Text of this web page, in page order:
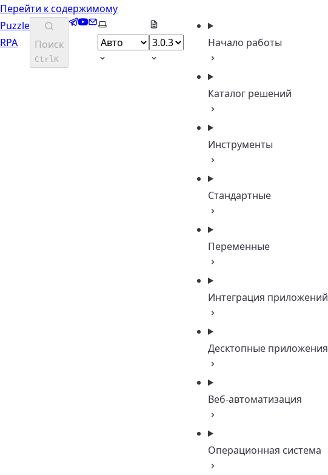
Перейти к содержимому
Puzzle
RPA
Поиск
CtrlK
Telegram
YouTube
EmailВыберите тему
Начало работы
Каталог решений
Инструменты
Стандартные
Переменные
Интеграция приложений
Десктопные приложения
Веб-автоматизация
Операционная система